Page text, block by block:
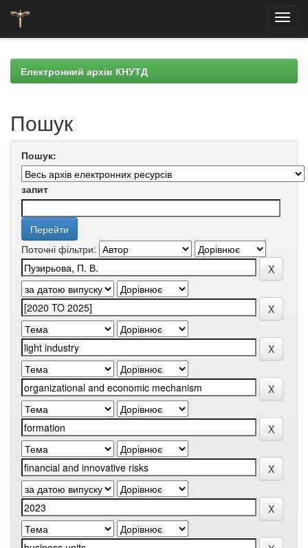
navigationЕлектронний архів КНУТД
Пошук
Пошук:
запит
Поточні фільтри: